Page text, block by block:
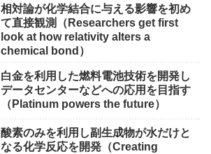
相対論が化学結合に与える影響を初め
て直接観測（Researchers get first
look at how relativity alters a
chemical bond）
白金を利用した燃料電池技術を開発し
データセンターなどへの応用を目指す
（Platinum powers the future）
酸素のみを利用し副生成物が水だけと
なる化学反応を開発（Creating